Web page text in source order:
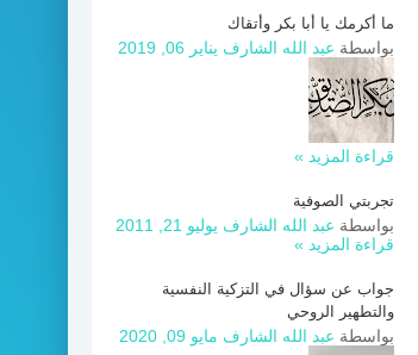
ما أكرمك يا أبا بكر وأتقاك
بواسطة عبد الله الشارف يناير 06, 2019
قراءة المزيد »
تجربتي الصوفية
بواسطة عبد الله الشارف يوليو 21, 2011
قراءة المزيد »
جواب عن سؤال في التزكية النفسية
والتطهير الروحي
بواسطة عبد الله الشارف مايو 09, 2020